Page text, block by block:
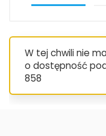
W tej chwili nie
o dostępność
858